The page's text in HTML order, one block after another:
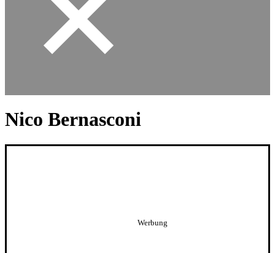
Nico Bernasconi